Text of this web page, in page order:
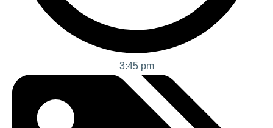
3:45 pm